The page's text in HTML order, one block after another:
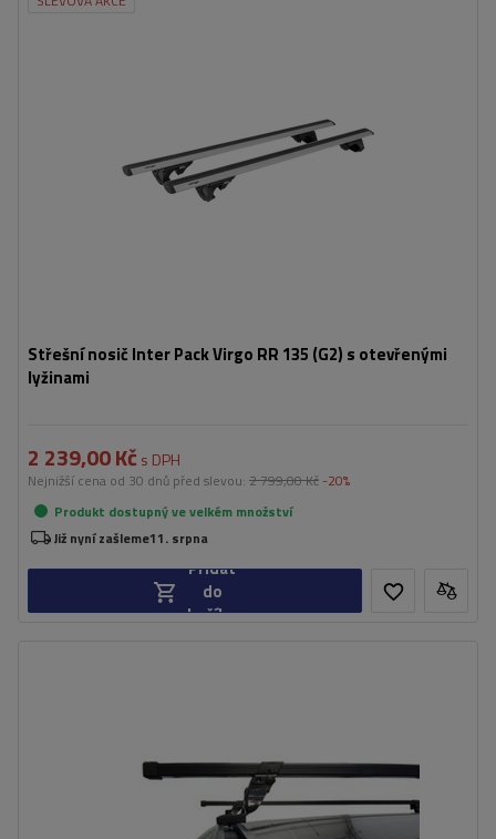
Střešní nosič Inter Pack Virgo RR 135 (G2) s otevřenými
lyžinami
2 239,00 Kč s DPH
Nejnižší cena od 30 dnů před slevou: 2 799,00 Kč -20%
Produkt dostupný ve velkém množství
Již nyní zašleme11. srpna
Přidat
do
košíku